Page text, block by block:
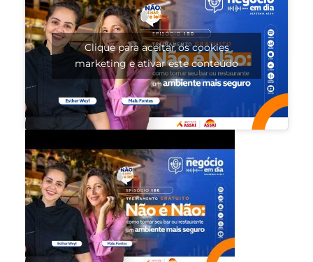
Clique para aceitar os cookies
marketing e ativar este conteúdo